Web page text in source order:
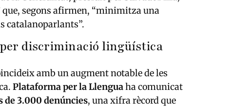
segons afirmen, “minimitza una
catalanoparlants”.
per discriminació lingüística
amb un augment notable de les
Plataforma per la Llenguaha comunicat
de 3.000 denúncies, una xifra rècord que